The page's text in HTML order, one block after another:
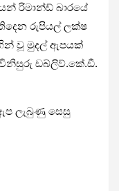
රිමාන්ඩ් බාරයේ
රුපියල් ලක්ෂ
වූ මුදල් ඇපයක්
ඩබ්ලිව්.කේ.ඩී.
ලැබුණු සෙසු